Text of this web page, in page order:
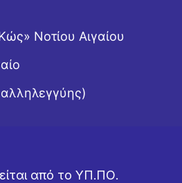
Νοτίου Αιγαίου
από το ΥΠ.ΠΟ.